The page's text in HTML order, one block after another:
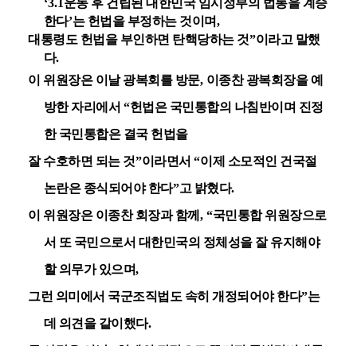
한다’는 헌법을 부정하는 것이며,
대통령도 헌법을 부인하면 탄핵당하는 것”이라고 말했
다.
이 위원장은 이날 광복회를 방문, 이종찬 광복회장을 예
방한 자리에서 “헌법은 국민통합의 나침반이며 진정
한 국민통합은 결국 헌법을
잘 수호하면 되는 것”이라면서“이제 소모적인 건국절
논란은 종식되어야 한다”고 밝혔다.
이 위원장은 이종찬 회장과 함께, “국민통합 위원장으로
서 또 국민으로서 대한민국의 정체성을 잘 유지해야
할 의무가 있으며,
그런 의미에서 국군조직법도 속히 개정되어야 한다”는
데 의견을 같이했다.